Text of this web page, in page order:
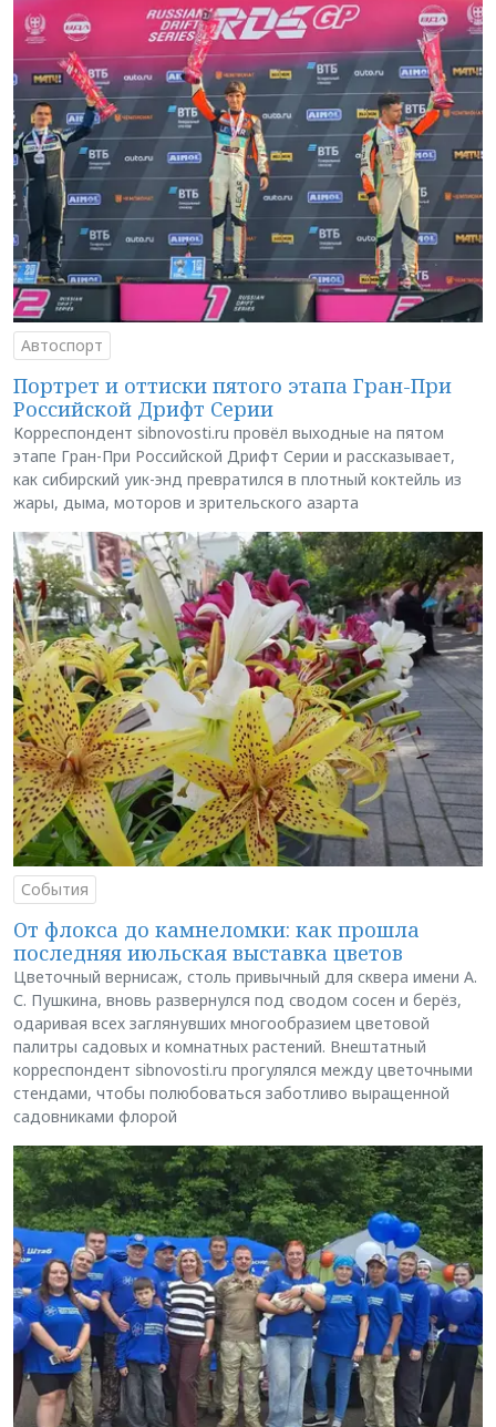
Автоспорт
Портрет и оттиски пятого этапа Гран-При
Российской Дрифт Серии
Корреспондент sibnovosti.ru провёл выходные на пятом
этапе Гран-При Российской Дрифт Серии и рассказывает,
как сибирский уик-энд превратился в плотный коктейль из
жары, дыма, моторов и зрительского азарта
События
От флокса до камнеломки: как прошла
последняя июльская выставка цветов
Цветочный вернисаж, столь привычный для сквера имени А.
С. Пушкина, вновь развернулся под сводом сосен и берёз,
одаривая всех заглянувших многообразием цветовой
палитры садовых и комнатных растений. Внештатный
корреспондент sibnovosti.ru прогулялся между цветочными
стендами, чтобы полюбоваться заботливо выращенной
садовниками флорой